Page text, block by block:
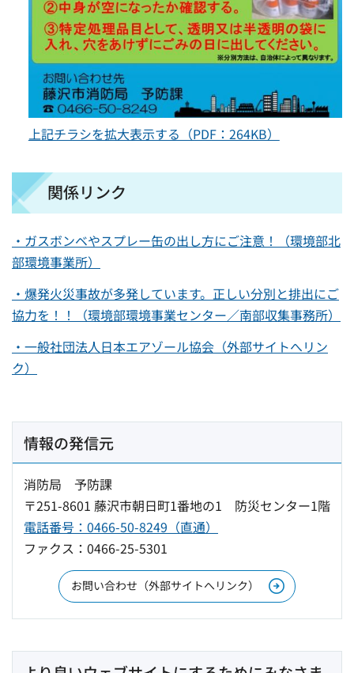
上記チラシを拡大表示する（PDF：264KB）
関係リンク
・ガスボンベやスプレー缶の出し方にご注意！（環境部北
部環境事業所）
・爆発火災事故が多発しています。正しい分別と排出にご
協力を！！（環境部環境事業センター／南部収集事務所）
・一般社団法人日本エアゾール協会（外部サイトへリン
ク）
情報の発信元
消防局 予防課
〒251-8601 藤沢市朝日町1番地の1 防災センター1階
電話番号：0466-50-8249（直通）
ファクス：0466-25-5301
お問い合わせ（外部サイトへリンク）